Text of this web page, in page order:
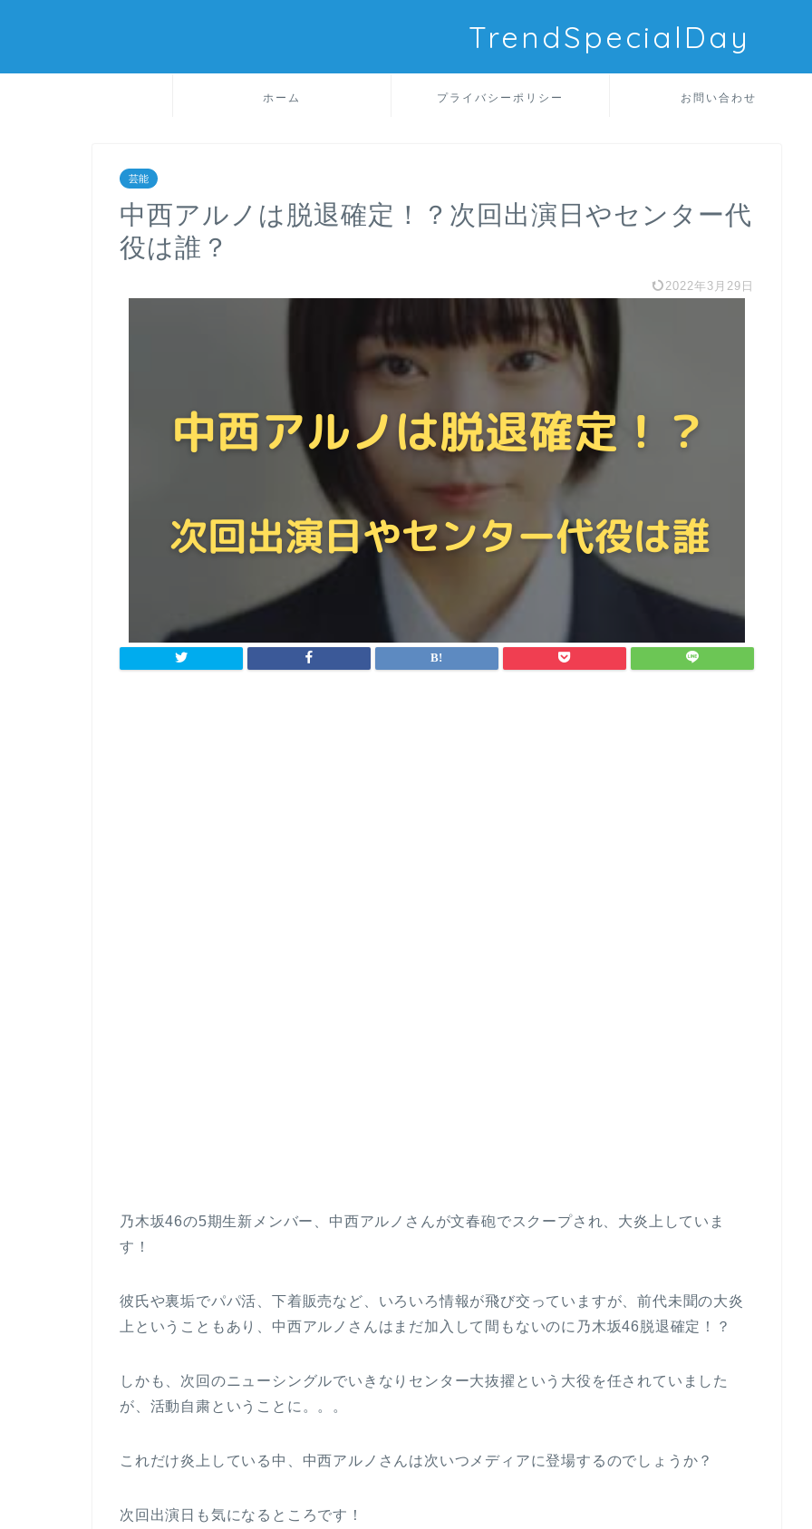
TrendSpecialDay
ホーム プライバシーポリシー お問い合わせ
芸能
中西アルノは脱退確定！？次回出演日やセンター代
役は誰？
2022年3月29日
乃木坂46の5期生新メンバー、中西アルノさんが文春砲でスクープされ、大炎上していま
す！
彼氏や裏垢でパパ活、下着販売など、いろいろ情報が飛び交っていますが、前代未聞の大炎
上ということもあり、中西アルノさんはまだ加入して間もないのに乃木坂46脱退確定！？
しかも、次回のニューシングルでいきなりセンター大抜擢という大役を任されていました
が、活動自粛ということに。。。
これだけ炎上している中、中西アルノさんは次いつメディアに登場するのでしょうか？
次回出演日も気になるところです！